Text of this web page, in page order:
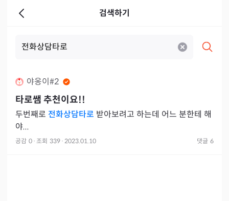
검색하기
야옹이#2
타로쌤 추천이요!!
두번째로 전화상담타로 받아보려고 하는데 어느 분한테 해
야...
공감 0 · 조회 339 · 2023.01.10 댓글 6